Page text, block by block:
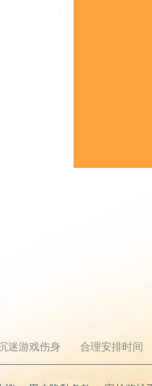
迷游戏伤身 合理安排时间